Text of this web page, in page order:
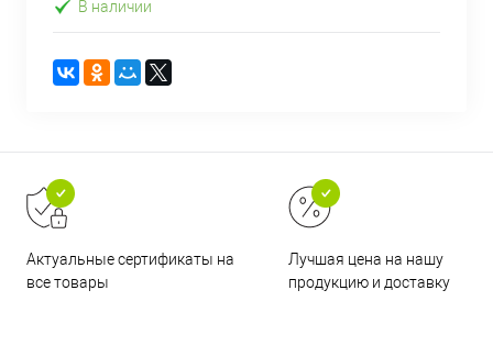
В наличии
Актуальные сертификаты на
все товары
Лучшая цена на нашу
продукцию и доставку